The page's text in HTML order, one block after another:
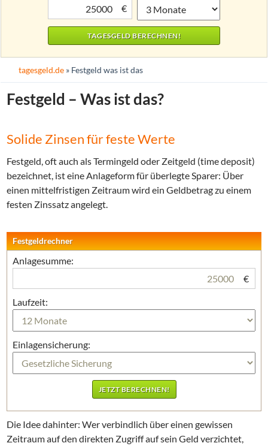
€
tagesgeld.de » Festgeld was ist das
Festgeld – Was ist das?
Solide Zinsen für feste Werte
Festgeld, oft auch als Termingeld oder Zeitgeld (time deposit)
bezeichnet, ist eine Anlageform für überlegte Sparer: Über
einen mittelfristigen Zeitraum wird ein Geldbetrag zu einem
festen Zinssatz angelegt.
Festgeldrechner
Anlagesumme:
€
Laufzeit:
Einlagensicherung:
Die Idee dahinter: Wer verbindlich über einen gewissen
Zeitraum auf den direkten Zugriff auf sein Geld verzichtet,